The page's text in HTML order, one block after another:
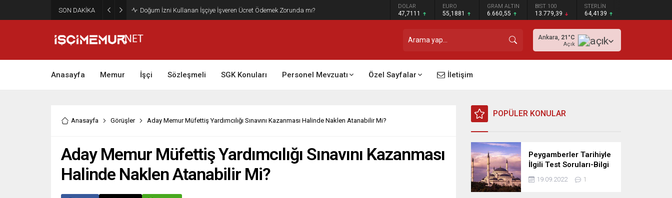
SON DAKİKA Maktu Mesai Ödemesinde Heyet Raporu Dikkate Alınır Mı? DOLAR
47,7111
EURO
55,1881
GRAM ALTIN
6.660,55
BIST 100
13.779,39
STERLİN
64,4139
Ankara, 21 °C
Açık
Anasayfa Memur İşçi Sözleşmeli SGK Konuları Personel Mevzuatı Özel Sayfalar İletişim
Anasayfa Görüşler Aday Memur Müfettiş Yardımcılığı Sınavını Kazanması Halinde Naklen Atanabilir Mi?
Aday Memur Müfettiş Yardımcılığı Sınavını Kazanması
Halinde Naklen Atanabilir Mi?
POPÜLER KONULAR
Peygamberler Tarihiyle
İlgili Test Soruları-Bilgi
Yarışması
19.09.2022 1